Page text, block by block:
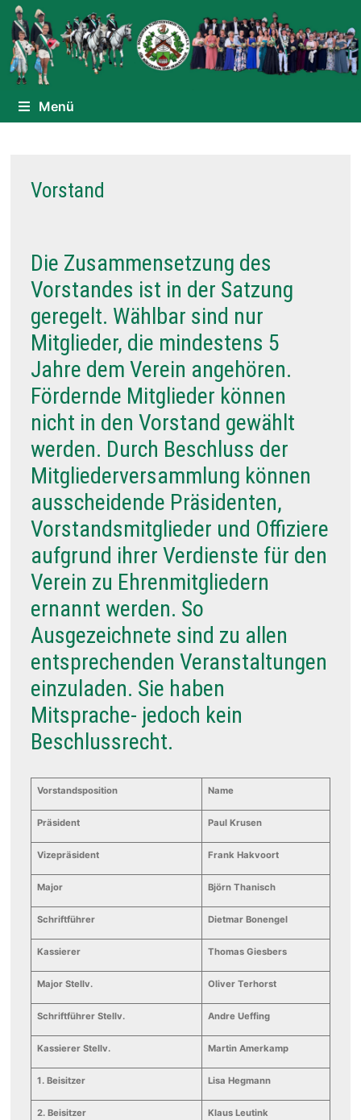
Zurück
zum
Inhalt
Menü
Vorstand
Die Zusammensetzung des
Vorstandes ist in der Satzung
geregelt. Wählbar sind nur
Mitglieder, die mindestens 5
Jahre dem Verein angehören.
Fördernde Mitglieder können
nicht in den Vorstand gewählt
werden. Durch Beschluss der
Mitgliederversammlung können
ausscheidende Präsidenten,
Vorstandsmitglieder und Offiziere
aufgrund ihrer Verdienste für den
Verein zu Ehrenmitgliedern
ernannt werden. So
Ausgezeichnete sind zu allen
entsprechenden Veranstaltungen
einzuladen. Sie haben
Mitsprache- jedoch kein
Beschlussrecht.
Vorstandsposition Name
Präsident Paul Krusen
Vizepräsident Frank Hakvoort
Major Björn Thanisch
Schriftführer Dietmar Bonengel
Kassierer Thomas Giesbers
Major Stellv. Oliver Terhorst
Schriftführer Stellv. Andre Ueffing
Kassierer Stellv. Martin Amerkamp
1. Beisitzer Lisa Hegmann
2. Beisitzer Klaus Leutink